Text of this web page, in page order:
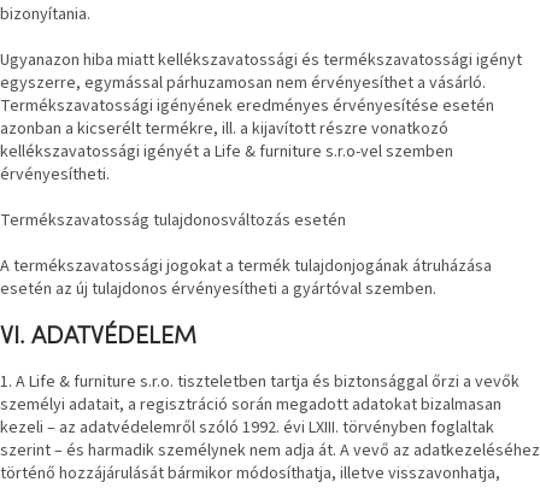
bizonyítania.
Ugyanazon hiba miatt kellékszavatossági és termékszavatossági igényt
egyszerre, egymással párhuzamosan nem érvényesíthet a vásárló.
Termékszavatossági igényének eredményes érvényesítése esetén
azonban a kicserélt termékre, ill. a kijavított részre vonatkozó
kellékszavatossági igényét a Life & furniture s.r.o-vel szemben
érvényesítheti.
Termékszavatosság tulajdonosváltozás esetén
A termékszavatossági jogokat a termék tulajdonjogának átruházása
esetén az új tulajdonos érvényesítheti a gyártóval szemben.
VI. ADATVÉDELEM
1. A Life & furniture s.r.o. tiszteletben tartja és biztonsággal őrzi a vevők
személyi adatait, a regisztráció során megadott adatokat bizalmasan
kezeli – az adatvédelemről szóló 1992. évi LXIII. törvényben foglaltak
szerint – és harmadik személynek nem adja át. A vevő az adatkezeléséhez
történő hozzájárulását bármikor módosíthatja, illetve visszavonhatja,